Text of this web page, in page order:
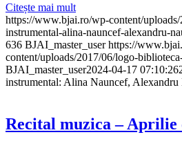
Citește mai mult
https://www.bjai.ro/wp-content/
instrumental-alina-nauncef-alexandru-
636 BJAI_master_user https://
content/uploads/2017/06/logo-
BJAI_master_user2024-04-17 07:10:26
instrumental: Alina Nauncef, Alexandru
Recital muzica – Aprilie